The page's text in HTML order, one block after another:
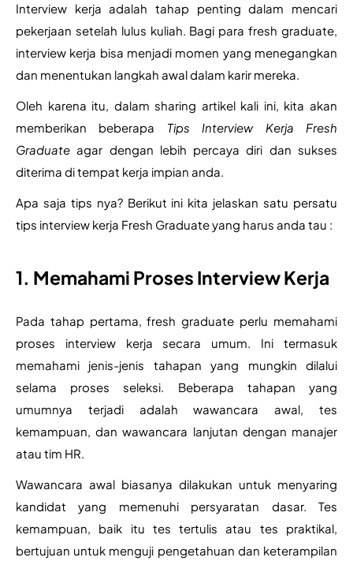
Interview kerja adalah tahap penting dalam mencari
pekerjaan setelah lulus kuliah. Bagi para fresh graduate,
interview kerja bisa menjadi momen yang menegangkan
dan menentukan langkah awal dalam karir mereka.
Oleh karena itu, dalam sharing artikel kali ini, kita akan
memberikan beberapa Tips Interview Kerja Fresh
Graduate agar dengan lebih percaya diri dan sukses
diterima di tempat kerja impian anda.
Apa saja tips nya? Berikut ini kita jelaskan satu persatu
tips interview kerja Fresh Graduate yang harus anda tau :
1. Memahami Proses Interview Kerja
Pada tahap pertama, fresh graduate perlu memahami
proses interview kerja secara umum. Ini termasuk
memahami jenis-jenis tahapan yang mungkin dilalui
selama proses seleksi. Beberapa tahapan yang
umumnya terjadi adalah wawancara awal, tes
kemampuan, dan wawancara lanjutan dengan manajer
atau tim HR.
Wawancara awal biasanya dilakukan untuk menyaring
kandidat yang memenuhi persyaratan dasar. Tes
kemampuan, baik itu tes tertulis atau tes praktikal,
bertujuan untuk menguji pengetahuan dan keterampilan